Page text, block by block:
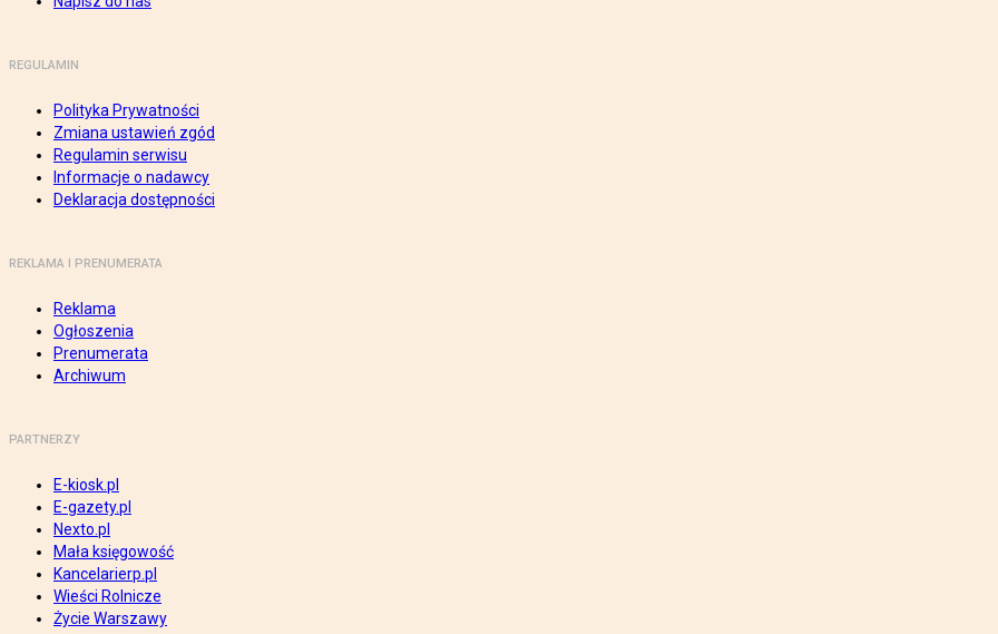
REGULAMIN
Polityka Prywatności
Zmiana ustawień zgód
Regulamin serwisu
Informacje o nadawcy
Deklaracja dostępności
REKLAMA I PRENUMERATA
Reklama
Ogłoszenia
Prenumerata
Archiwum
PARTNERZY
E-kiosk.pl
E-gazety.pl
Nexto.pl
Mała księgowość
Kancelarierp.pl
Wieści Rolnicze
Życie Warszawy